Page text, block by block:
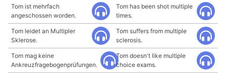
Tom ist mehrfach
angeschossen worden.
Tom has been shot multiple
times.
Tom leidet an Multipler
Sklerose.
Tom suffers from multiple
sclerosis.
Tom mag keine
Ankreuzfragebogenprüfungen.
Tom doesn't like multiple
choice exams.